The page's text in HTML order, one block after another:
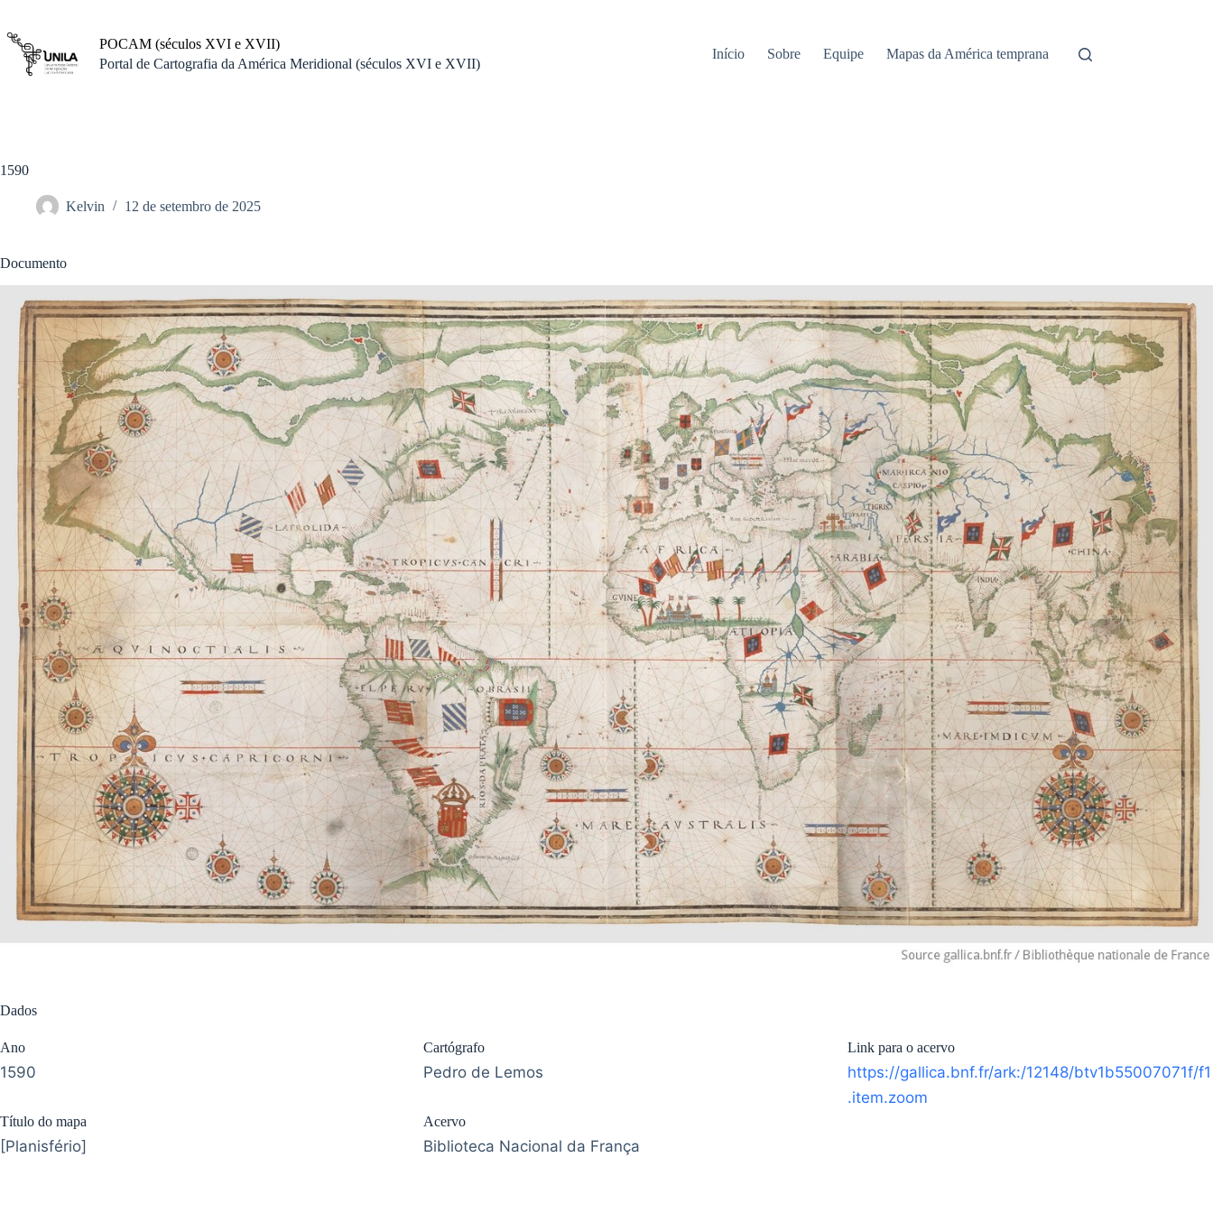
conteúdo
POCAM (séculos XVI e XVII)
Portal de Cartografia da América Meridional (séculos XVI e XVII)
Início Sobre Equipe Mapas da América temprana
1590
Kelvin 12 de setembro de 2025
Documento
Dados
Ano
1590
Título do mapa
[Planisfério]
Cartógrafo
Pedro de Lemos
Acervo
Biblioteca Nacional da França
Link para o acervo
https://gallica.bnf.fr/ark:/12148/btv1b55007071f/f1
.item.zoom